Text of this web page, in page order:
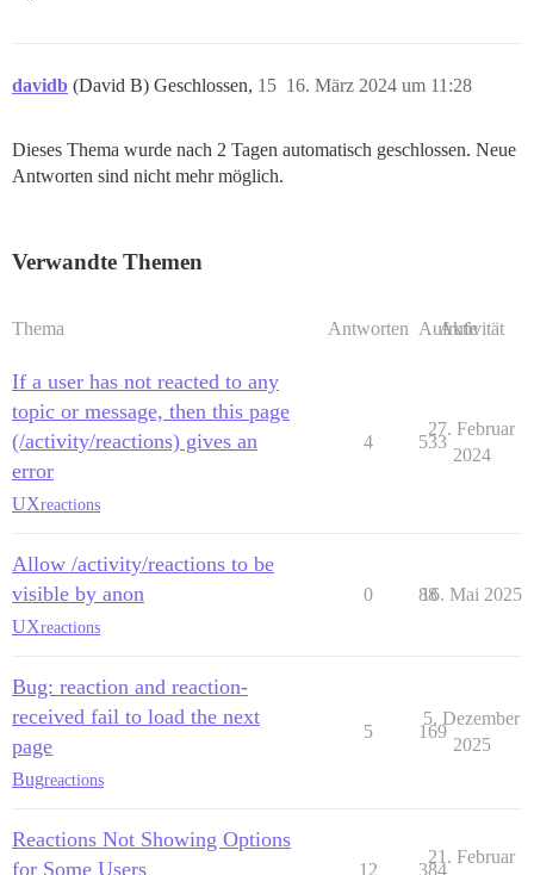
davidb (David B) Geschlossen, 16. März 2024 um 11:28
15
Dieses Thema wurde nach 2 Tagen automatisch geschlossen. Neue
Antworten sind nicht mehr möglich.
Verwandte Themen
Thema Antworten Aufrufe
Aktivität
If a user has not reacted to any
topic or message, then this page
(/activity/reactions) gives an
error
UXreactions
4 533
27. Februar
2024
Allow /activity/reactions to be
visible by anon
UXreactions
0 88
16. Mai 2025
Bug: reaction and reaction-
received fail to load the next
page
Bugreactions
5 169
5. Dezember
2025
Reactions Not Showing Options
for Some Users
12 384
21. Februar